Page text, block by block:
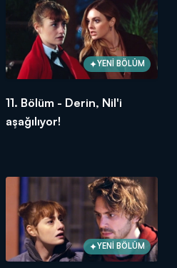
YENİ BÖLÜM
11. Bölüm - Derin, Nil'i
aşağılıyor!
YENİ BÖLÜM